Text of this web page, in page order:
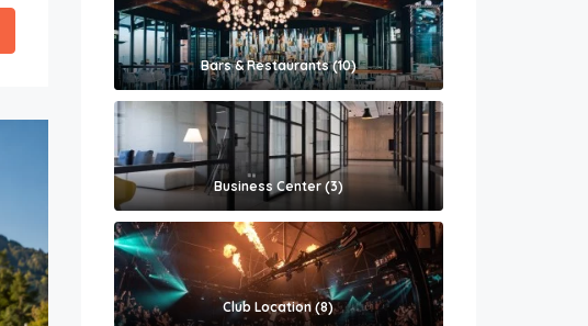
Bars & Restaurants (10)
Business Center (3)
Club Location (8)